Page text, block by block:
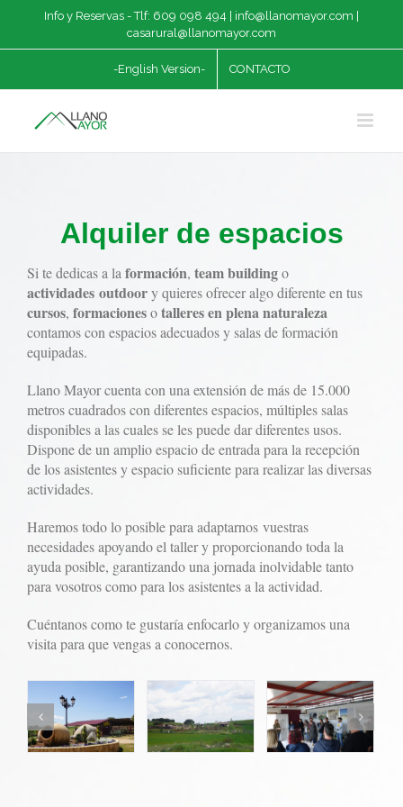
Info y Reservas - Tlf: 609 098 494 | info@llanomayor.com
casarural@llanomayor.com
-English Version- CONTACTO
Alquiler de espacios
Si te dedicas a laformación, team buildingo
actividades outdoory quieres ofrecer algo diferente en tus
cursos, formacionesotalleres en plena naturaleza
contamos con espacios adecuados y salas de formación
equipadas.
Llano Mayor cuenta con una extensión de más de 15.000
metros cuadrados con diferentes espacios, múltiples salas
disponibles a las cuales se les puede dar diferentes usos.
Dispone de un amplio espacio de entrada para la recepción
de los asistentes y espacio suficiente para realizar las diversas
actividades.
Haremos todo lo posible para adaptarnos vuestras
necesidades apoyando el taller y proporcionando toda la
ayuda posible, garantizando una jornada inolvidable tanto
para vosotros como para los asistentes a la actividad.
Cuéntanos como te gustaría enfocarlo y organizamos una
visita para que vengas a conocernos.